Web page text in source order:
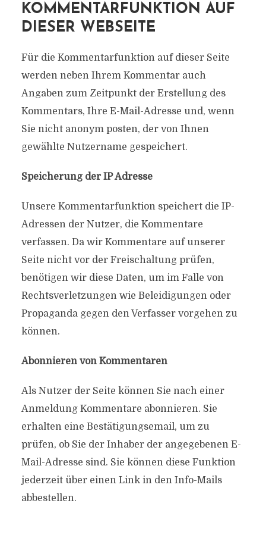
KOMMENTARFUNKTION AUF
DIESER WEBSEITE
Für die Kommentarfunktion auf dieser Seite
werden neben Ihrem Kommentar auch
Angaben zum Zeitpunkt der Erstellung des
Kommentars, Ihre E-Mail-Adresse und, wenn
Sie nicht anonym posten, der von Ihnen
gewählte Nutzername gespeichert.
Speicherung der IP Adresse
Unsere Kommentarfunktion speichert die IP-
Adressen der Nutzer, die Kommentare
verfassen. Da wir Kommentare auf unserer
Seite nicht vor der Freischaltung prüfen,
benötigen wir diese Daten, um im Falle von
Rechtsverletzungen wie Beleidigungen oder
Propaganda gegen den Verfasser vorgehen zu
können.
Abonnieren von Kommentaren
Als Nutzer der Seite können Sie nach einer
Anmeldung Kommentare abonnieren. Sie
erhalten eine Bestätigungsemail, um zu
prüfen, ob Sie der Inhaber der angegebenen E-
Mail-Adresse sind. Sie können diese Funktion
jederzeit über einen Link in den Info-Mails
abbestellen.